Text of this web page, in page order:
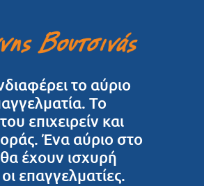
το αύριο
Το
επιχειρείν και
Ένα αύριο στο
έχουν ισχυρή
επαγγελματίες.